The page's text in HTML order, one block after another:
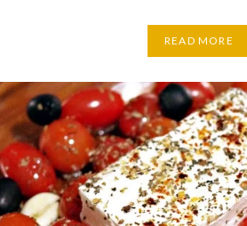
READ MORE